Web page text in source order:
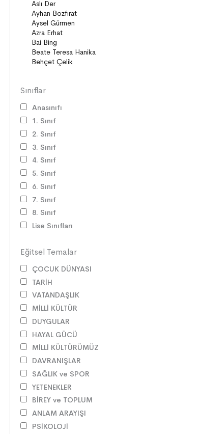
Anlatı
Gizemli Maceralar Koleksiyonu
Diziler
Behiç Ak Yetişkin Kitapları
Öykü
Roman
Sınıflar
Anasınıfı
1. Sınıf
2. Sınıf
3. Sınıf
4. Sınıf
5. Sınıf
6. Sınıf
7. Sınıf
8. Sınıf
Lise Sınıfları
Eğitsel Temalar
ÇOCUK DÜNYASI
TARİH
VATANDAŞLIK
MİLLİ KÜLTÜR
DUYGULAR
HAYAL GÜCÜ
MİLLİ KÜLTÜRÜMÜZ
DAVRANIŞLAR
SAĞLIK ve SPOR
YETENEKLER
BİREY ve TOPLUM
ANLAM ARAYIŞI
PSİKOLOJİ